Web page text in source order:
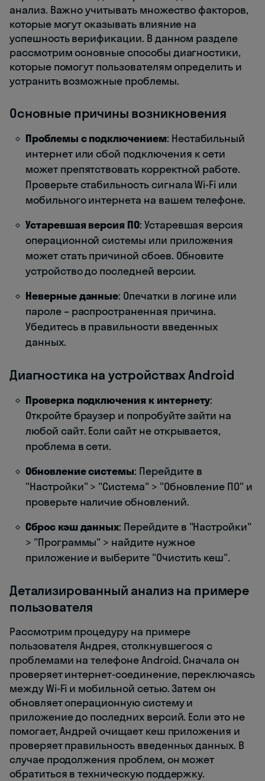
анализ. Важно учитывать множество факторов,
которые могут оказывать влияние на
успешность верификации. В данном разделе
рассмотрим основные способы диагностики,
которые помогут пользователям определить и
устранить возможные проблемы.
Основные причины возникновения
Проблемы с подключением: Нестабильный
интернет или сбой подключения к сети
может препятствовать корректной работе.
Проверьте стабильность сигнала Wi-Fi или
мобильного интернета на вашем телефоне.
Устаревшая версия ПО: Устаревшая версия
операционной системы или приложения
может стать причиной сбоев. Обновите
устройство до последней версии.
Неверные данные: Опечатки в логине или
пароле – распространенная причина.
Убедитесь в правильности введенных
данных.
Диагностика на устройствах Android
Проверка подключения к интернету:
Откройте браузер и попробуйте зайти на
любой сайт. Если сайт не открывается,
проблема в сети.
Обновление системы: Перейдите в
"Настройки" > "Система" > "Обновление ПО" и
проверьте наличие обновлений.
Сброс кэш данных: Перейдите в "Настройки"
> "Программы" > найдите нужное
приложение и выберите "Очистить кеш".
Детализированный анализ на примере
пользователя
Рассмотрим процедуру на примере
пользователя Андрея, столкнувшегося с
проблемами на телефоне Android. Сначала он
проверяет интернет-соединение, переключаясь
между Wi-Fi и мобильной сетью. Затем он
обновляет операционную систему и
приложение до последних версий. Если это не
помогает, Андрей очищает кеш приложения и
проверяет правильность введенных данных. В
случае продолжения проблем, он может
обратиться в техническую поддержку.